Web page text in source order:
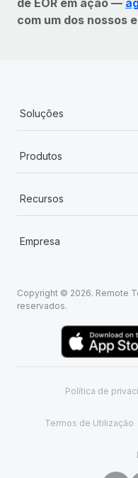
com um dos nossos
Soluções
Produtos
Recursos
Empresa
Copyright © 2026. Remote
reservados.
Política de
Termos de Utilização